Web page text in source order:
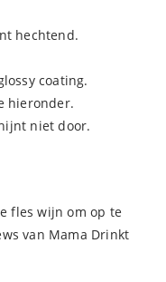
hechtend.
coating.
hieronder.
niet door.
fles wijn om op te
van Mama Drinkt